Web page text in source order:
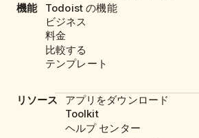
機能
Todoist の機能
ビジネス
料金
比較する
テンプレート
リソース
アプリをダウンロード
Toolkit
ヘルプ センター